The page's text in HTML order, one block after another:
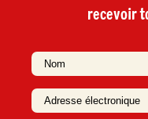
recevoir
N
o